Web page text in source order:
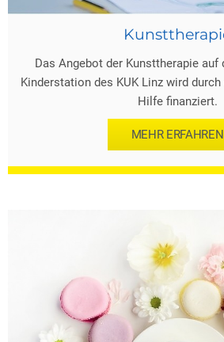
Das Angebot der Kunsttherapie
Kinderstation des KUK Linz wird durch
Hilfe finanziert.
MEHR ERFAHREN